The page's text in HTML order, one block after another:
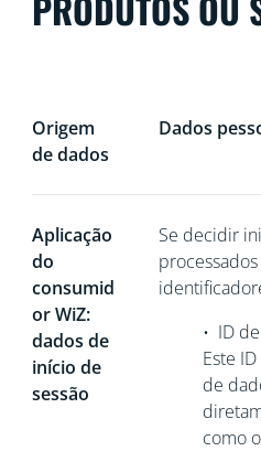
Origem
de dados
Dados
Aplicação
do
consumid
or WiZ:
dados de
início de
sessão
Se decidir
• ID
Este
de
como